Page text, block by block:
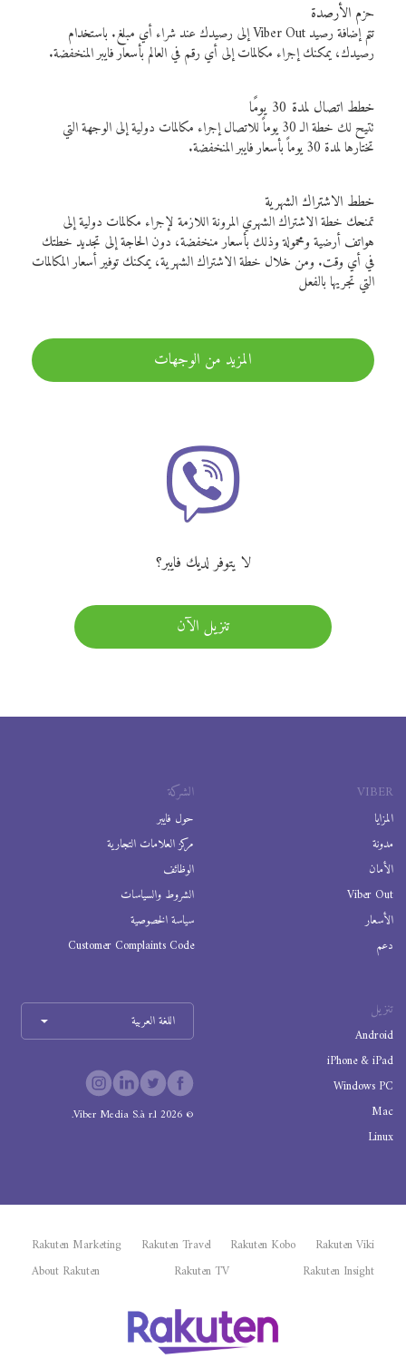
حزم الأرصدة
تتم إضافة رصيد Viber Out إلى رصيدك عند شراء أي مبلغ. باستخدام
رصيدك، يمكنك إجراء مكالمات إلى أي رقم في العالم بأسعار فايبر المنخفضة.
خطط اتصال لمدة 30 يومًا
تتيح لك خطة الـ 30 يوماً للاتصال إجراء مكالمات دولية إلى الوجهة التي
تختارها لمدة 30 يوماً بأسعار فايبر المنخفضة.
خطط الاشتراك الشهرية
تمنحك خطة الاشتراك الشهري المرونة اللازمة لإجراء مكالمات دولية إلى
هواتف أرضية ومحمولة وذلك بأسعار منخفضة، دون الحاجة إلى تجديد خطتك
في أي وقت. ومن خلال خطة الاشتراك الشهرية، يمكنك توفير أسعار المكالمات
التي تجريها بالفعل
المزيد من الوجهات
لا يتوفر لديك فايبر؟
تنزيل الآن
VIBER
المزايا
مدونة
الأمان
Viber Out
الأسعار
دعم
الشركة
حول فايبر
مركز العلامات التجارية
الوظائف
الشروط والسياسات
سياسة الخصوصية
Customer Complaints Code
تنزيل
Android
iPhone & iPad
Windows PC
Mac
Linux
اللغة العربية
©
2026
Viber Media S.à r.l.
Rakuten Viki
Rakuten Kobo
Rakuten Travel
Rakuten Marketing
Rakuten Insight
Rakuten TV
About Rakuten